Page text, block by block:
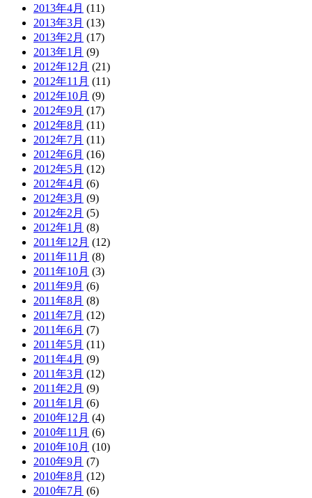
2013年4月 (11)
2013年3月 (13)
2013年2月 (17)
2013年1月 (9)
2012年12月 (21)
2012年11月 (11)
2012年10月 (9)
2012年9月 (17)
2012年8月 (11)
2012年7月 (11)
2012年6月 (16)
2012年5月 (12)
2012年4月 (6)
2012年3月 (9)
2012年2月 (5)
2012年1月 (8)
2011年12月 (12)
2011年11月 (8)
2011年10月 (3)
2011年9月 (6)
2011年8月 (8)
2011年7月 (12)
2011年6月 (7)
2011年5月 (11)
2011年4月 (9)
2011年3月 (12)
2011年2月 (9)
2011年1月 (6)
2010年12月 (4)
2010年11月 (6)
2010年10月 (10)
2010年9月 (7)
2010年8月 (12)
2010年7月 (6)